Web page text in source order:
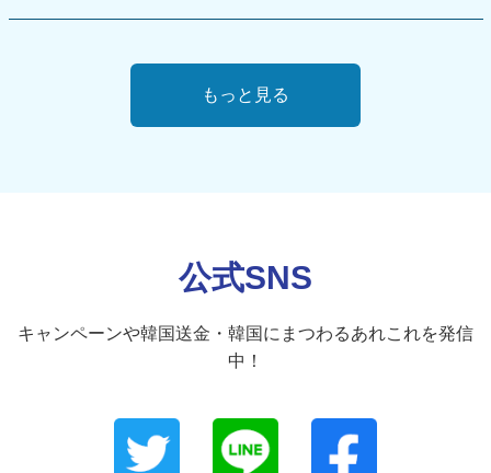
もっと見る
公式SNS
キャンペーンや韓国送金・韓国にまつわるあれこれを発信
中！